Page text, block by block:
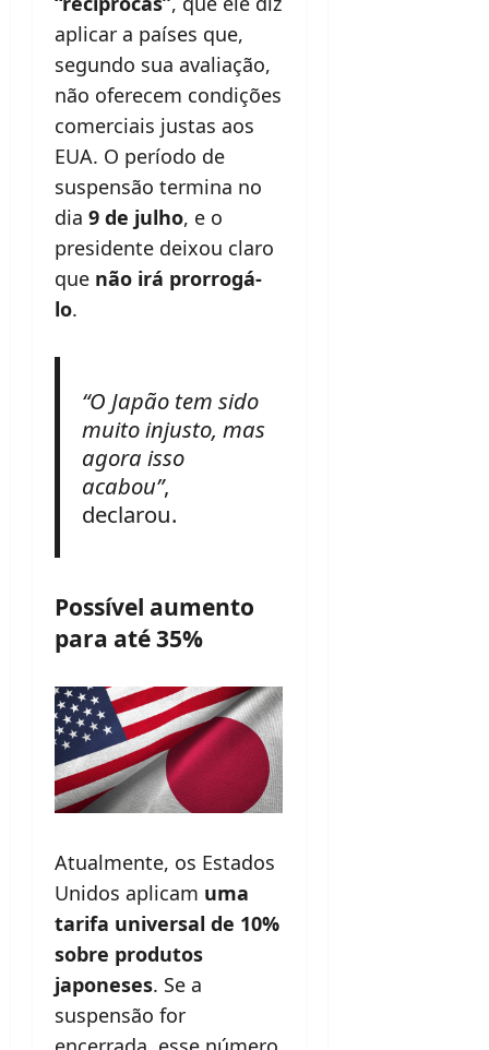
aplicar a países que,
segundo sua avaliação,
não oferecem condições
comerciais justas aos
EUA. O período de
suspensão termina no
dia 9 de julho, e o
presidente deixou claro
que não irá prorrogá-
lo.
“O Japão tem sido
muito injusto, mas
agora isso
acabou”,
declarou.
Possível aumento
para até 35%
Atualmente, os Estados
Unidos aplicam uma
tarifa universal de 10%
sobre produtos
japoneses. Se a
suspensão for